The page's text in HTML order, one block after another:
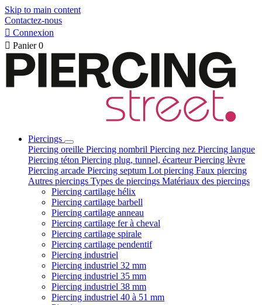
Skip to main content
Contactez-nous
 Connexion
 Panier 0
Piercings
Piercing oreille Piercing nombril Piercing nez Piercing langue
Piercing téton Piercing plug, tunnel, écarteurPiercing lèvre
Piercing arcade Piercing septum Lot piercing Faux piercing
Autres piercings Types de piercings Matériaux des piercings
Piercing cartilage hélix
Piercing cartilage barbell
Piercing cartilage anneau
Piercing cartilage fer à cheval
Piercing cartilage spirale
Piercing cartilage pendentif
Piercing industriel
Piercing industriel 32 mm
Piercing industriel 35 mm
Piercing industriel 38 mm
Piercing industriel 40 à 51 mm